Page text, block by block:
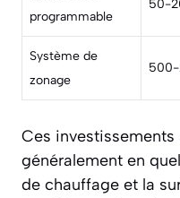
programmable
50-
Système de
zonage
Ces investissements
généralement en
de chauffage et la